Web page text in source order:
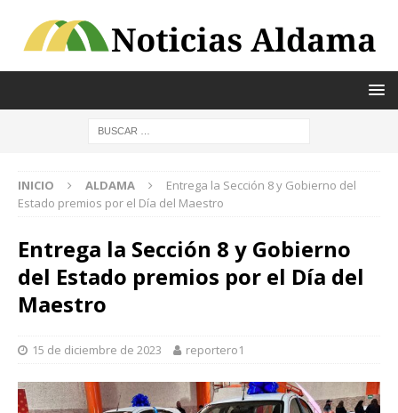
INICIO ALDAMA
Entrega la Sección 8 y Gobierno del
Estado premios por el Día del Maestro
Entrega la Sección 8 y Gobierno
del Estado premios por el Día del
Maestro
15 de diciembre de 2023 reportero1